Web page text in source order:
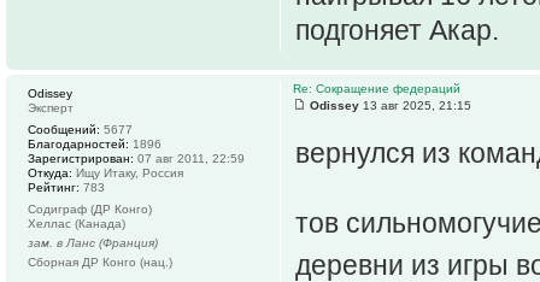
подгоняет Акар.
Re: Сокращение федераций
Odissey 13 авг 2025, 21:15
вернулся из
тов
деревни из игры
Odissey
Эксперт
Сообщений: 5677
Благодарностей: 1896
Зарегистрирован: 07 авг 2011, 22:59
Откуда: Ищу Итаку, Россия
Рейтинг: 783
Содиграф (ДР Конго)
Хеллас (Канада)
зам. в Ланс (Франция)
Сборная ДР Конго (нац.)